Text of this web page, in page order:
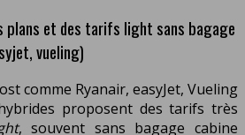
plans et des tarifs light sans bagage
vueling)
comme Ryanair, easyJet, Vueling
proposent des tarifs très
, souvent sans bagage cabine